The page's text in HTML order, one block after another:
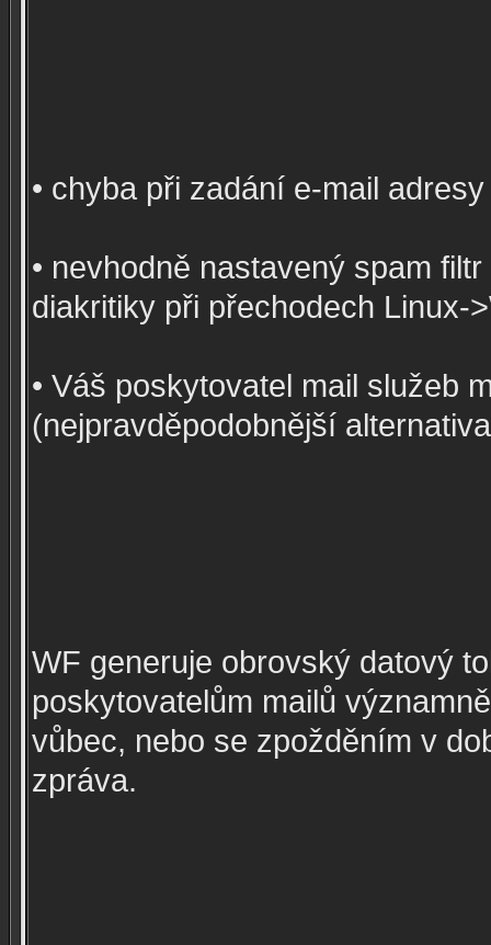
• chyba při zadání e-mail
• nevhodně nastavený spam
diakritiky při přechodech Linux-
• Váš poskytovatel mail služeb
(nejpravděpodobnější
WF generuje obrovský datový
poskytovatelům mailů
vůbec, nebo se zpožděním v
zpráva.